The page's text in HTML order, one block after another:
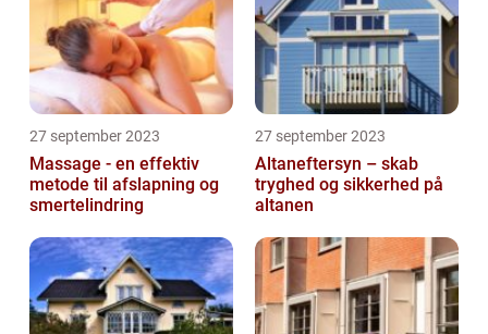
27 september 2023
Massage - en effektiv
metode til afslapning og
smertelindring
27 september 2023
Altaneftersyn – skab
tryghed og sikkerhed på
altanen